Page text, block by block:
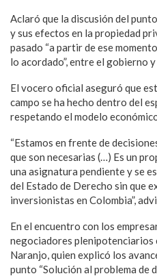
Aclaró que la discusión del
y sus efectos en la propiedad
pasado “a partir de ese
lo acordado”, entre el gobierno
El vocero oficial aseguró que
campo se ha hecho dentro del
respetando el modelo
“Estamos en frente de
que son necesarias (…) Es un
una asignatura pendiente y se
del Estado de Derecho sin que
inversionistas en Colombia”,
En el encuentro con los
negociadores
Naranjo, quien explicó los
punto “Solución al problema de